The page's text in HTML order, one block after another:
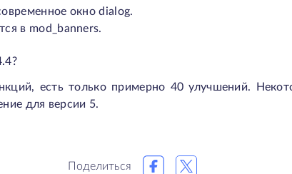
окно dialog.
в mod_banners.
есть только примерно 40 улучшений.
для версии 5.
Поделиться